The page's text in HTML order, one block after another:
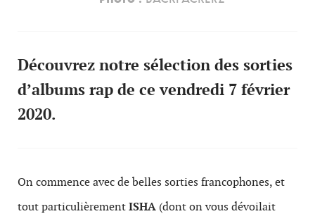
Découvrez notre sélection des sorties
d’albums rap de ce vendredi 7 février
2020.
On commence avec de belles sorties francophones, et
tout particulièrementISHA (dont on vous dévoilait